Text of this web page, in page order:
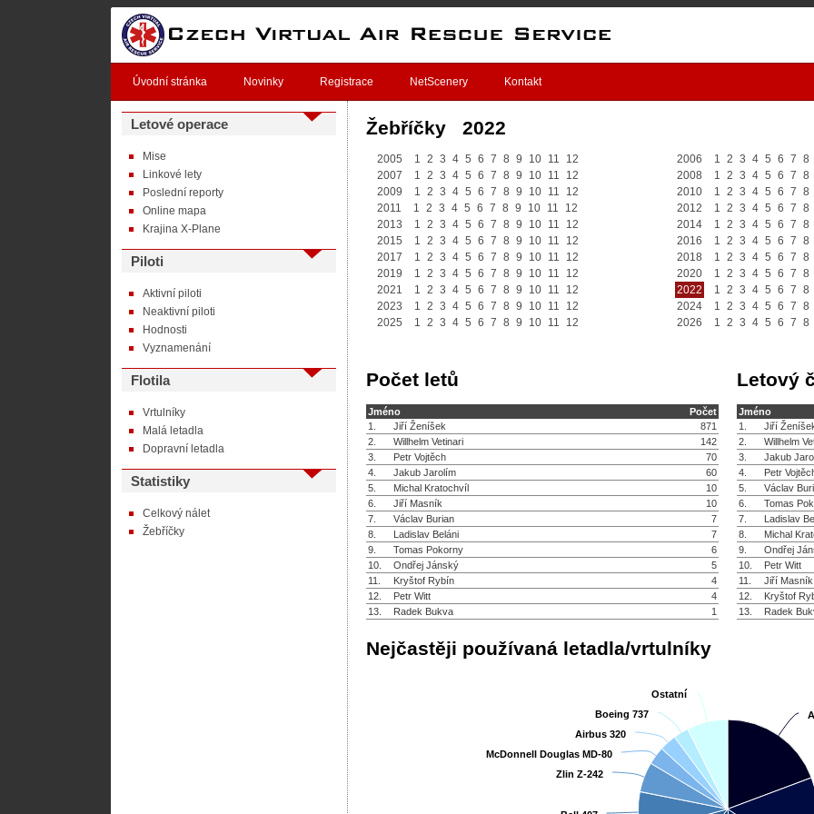
Úvodní stránka Novinky Registrace NetScenery Kontakt
Letové operace
Mise
Linkové lety
Poslední reporty
Online mapa
Krajina X-Plane
Piloti
Aktivní piloti
Neaktivní piloti
Hodnosti
Vyznamenání
Flotila
Vrtulníky
Malá letadla
Dopravní letadla
Statistiky
Celkový nálet
Žebříčky
Žebříčky 2022
2005 1 2 3 4 5 6 7 8 9 10 11 12 2006 1 2 3 4 5 6 7 8
2007
1 2 3 4 5 6 7 8 9 10 11 12 2008 1 2 3 4 5 6 7 8
2009
1 2 3 4 5 6 7 8 9 10 11 12 2010 1 2 3 4 5 6 7 8
2011
1 2 3 4 5 6 7 8 9 10 11 12 2012 1 2 3 4 5 6 7 8
2013
1 2 3 4 5 6 7 8 9 10 11 12 2014 1 2 3 4 5 6 7 8
2015
1 2 3 4 5 6 7 8 9 10 11 12 2016 1 2 3 4 5 6 7 8
2017
1 2 3 4 5 6 7 8 9 10 11 12 2018 1 2 3 4 5 6 7 8
2019
1 2 3 4 5 6 7 8 9 10 11 12 2020 1 2 3 4 5 6 7 8
2021
1 2 3 4 5 6 7 8 9 10 11 12 2022 1 2 3 4 5 6 7 8
2023
1 2 3 4 5 6 7 8 9 10 11 12 2024 1 2 3 4 5 6 7 8
2025
1 2 3 4 5 6 7 8 9 10 11 12 2026 1 2 3 4 5 6 7 8
Počet letů
Jméno
Počet
1.
Jiří Ženíšek
871
2.
Willhelm Vetinari
142
3.
Petr Vojtěch
70
4.
Jakub Jarolím
60
5.
Michal Kratochvíl
10
6.
Jiří Masník
10
7.
Václav Burian
7
8.
Ladislav Beláni
7
9.
Tomas Pokorny
6
10.
Ondřej Jánský
5
11.
Kryštof Rybín
4
12.
Petr Witt
4
13.
Radek Bukva 1
Letový
Jméno
1.
Jiří
2.
Willhelm
3.
Jakub
4.
Petr
5.
Václav
6.
Tomas
7.
Ladislav
8.
Michal
9.
Ondřej
10.
Petr Witt
11.
Jiří Masník
12.
Kryštof
13.
Radek
Nejčastěji používaná letadla/vrtulníky
Zlin Z-242
Zlin Z-242
McDonnell Douglas MD-80
McDonnell Douglas MD-80
Airbus 320
Airbus 320
Boeing 737
Boeing 737
Ostatní
Ostatní